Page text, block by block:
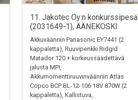
11. Jakotec Oy:n konkurssipesä
(2031649-1), ÄÄNEKOSKI
Akkuväännin Panasonic EY7441 (2
kappaletta), Ruuvipenkki Ridgid
Matador 120 + korkeussäädettävä
jalusta MPI,
Akkumomenttiruuvinväännin Atlas
Copco BCP BL-12-106 18V 870W (2
kappaletta), Kallistuva,